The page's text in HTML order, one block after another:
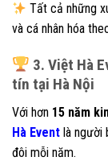
Tất cả những
và cá nhân hóa
3. Việt Hà
tín tại Hà Nội
Với hơn 15 năm
Hà Event là người
đôi mỗi năm.